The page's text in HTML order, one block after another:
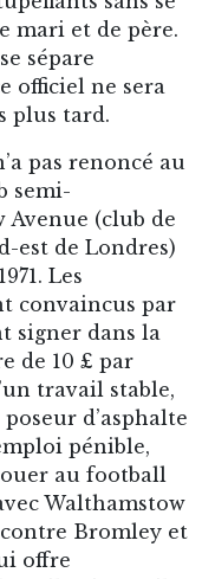
mari et de père.
sépare
officiel ne sera
plus tard.
pas renoncé au
semi-
Avenue (club de
est de Londres)
Les
convaincus par
signer dans la
de 10 £ par
travail stable,
d’asphalte
pénible,
au football
Walthamstow
contre Bromley et
offre